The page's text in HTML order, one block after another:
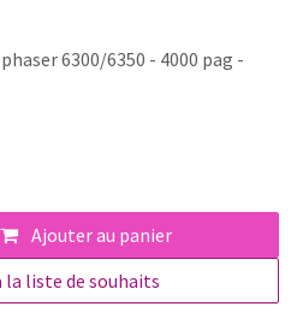
6300/6350 - 4000 pag -
Ajouter au panier
la liste de souhaits